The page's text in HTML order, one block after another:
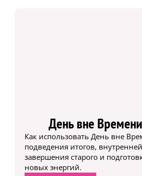
День вне
Как использовать День вне
подведения итогов,
завершения старого и
новых энергий.